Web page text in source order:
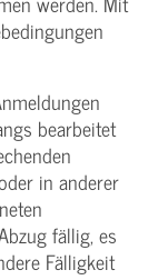
bearbeitet
in anderer
fällig, es
Fälligkeit